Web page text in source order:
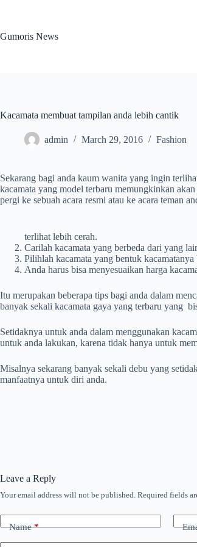
Gumoris News
Kacamata membuat tampilan anda lebih cantik
admin March 29, 2016 Fashion
Sekarang bagi anda kaum wanita yang ingin
kacamata yang model terbaru memungkinkan
pergi ke sebuah acara resmi atau ke acara teman
terlihat lebih cerah.
Carilah kacamata yang berbeda dari yang
Pilihlah kacamata yang bentuk
Anda harus bisa menyesuaikan harga
Itu merupakan beberapa tips bagi anda dalam
banyak sekali kacamata gaya yang terbaru yang
Setidaknya untuk anda dalam menggunakan
untuk anda lakukan, karena tidak hanya untuk
Misalnya sekarang banyak sekali debu yang
manfaatnya untuk diri anda.
Leave a Reply
Your email address will not be published. Required fields
Name*